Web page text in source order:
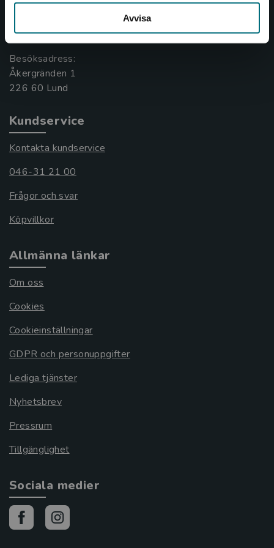
Avvisa
221 00 Lund
Besöksadress:
Åkergränden 1
Kundservice
Kontakta kundservice
046-31 21 00
Frågor och svar
Köpvillkor
Allmänna länkar
Om oss
Cookies
Cookieinställningar
GDPR och personuppgifter
Lediga tjänster
Nyhetsbrev
Pressrum
Tillgänglighet
Sociala medier